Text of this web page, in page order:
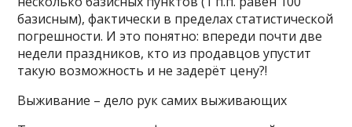
базисным), фактически в пределах статистической
погрешности. И это понятно: впереди почти две
недели праздников, кто из продавцов упустит
такую возможность и не задерёт цену?!
Выживание – дело рук самих выживающих